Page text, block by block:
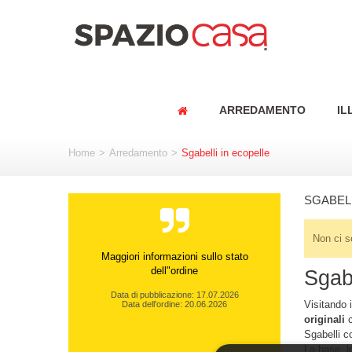
ARREDAMENTO
Home > Arredamento > Sgabelli in ecopelle
Maggiori informazioni sullo stato
dell"ordine
Data di pubblicazione: 17.07.2026
Data dell'ordine: 20.06.2026
Non ci
Visitando
originali
Sgabelli